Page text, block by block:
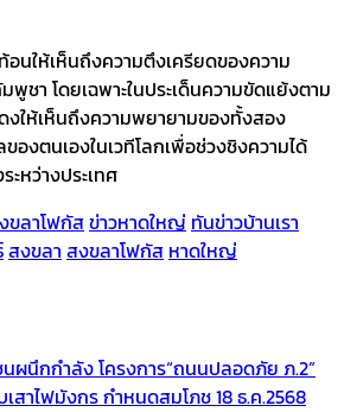
นให้เห็นถึงความตึงเครียดของความ
ชา โดยเฉพาะในประเด็นความขัดแย้งตาม
งให้เห็นถึงความพยายามของทั้งสอง
องตนเองในเวทีโลกเพื่อช่วงชิงความได้
ะหว่างประเทศ
ขลาโฟกัสข่าวหาดใหญ่ ทันข่าวบ้านเรา
สงขลา สงขลาโฟกัส หาดใหญ่
ผนึกกำลัง โครงการ“ถนนปลอดภัย ภ.2”
เสาไฟมังกร กำหนดสมโภช 18 ธ.ค.2568